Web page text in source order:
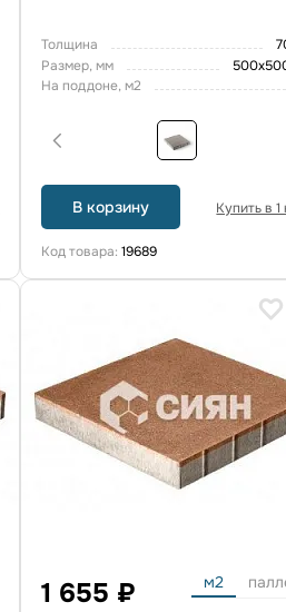
Толщина
Размер, мм
На поддоне, м2
В корзину Купить в 1
Код товара:19689
1 655 ₽ м2